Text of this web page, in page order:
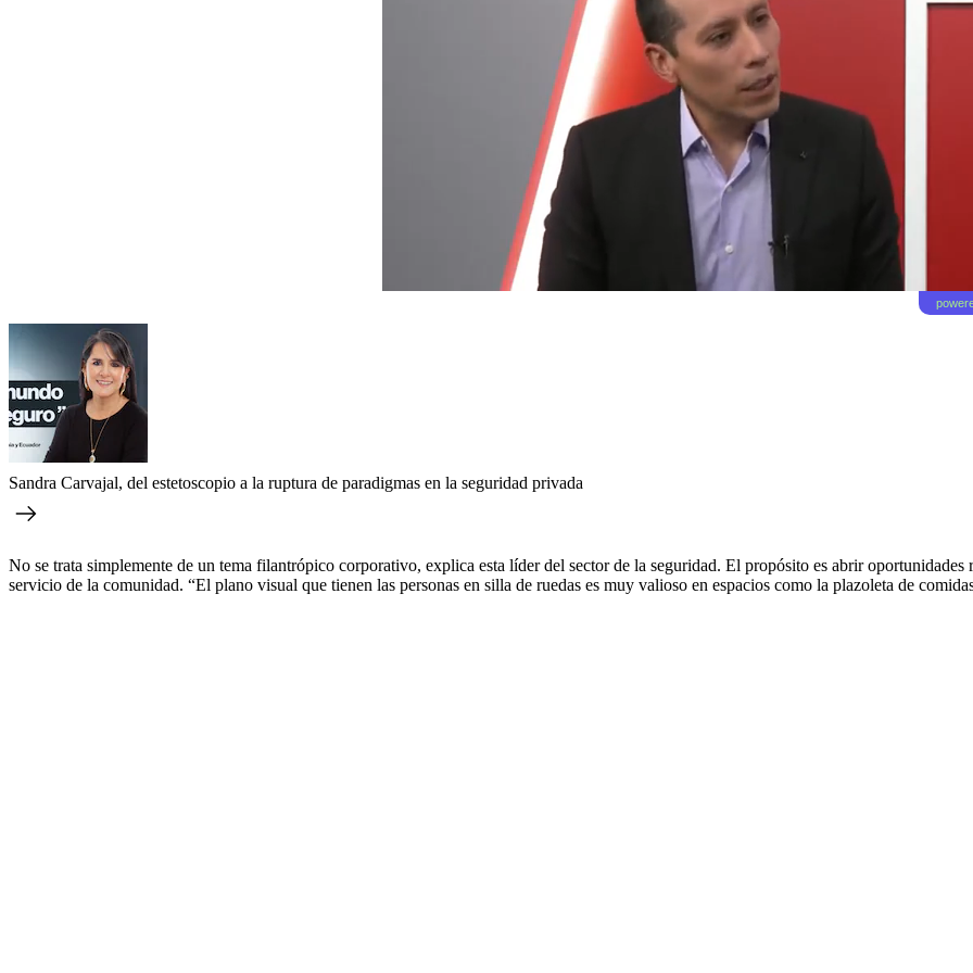
Sandra Carvajal, del estetoscopio a la ruptura de paradigmas en la seguridad privada
No se trata simplemente de un tema filantrópico corporativo, explica esta líder del sector de la seguridad. El propósito es abrir oportunidades
servicio de la comunidad. “El plano visual que tienen las personas en silla de ruedas es muy valioso en espacios como la plazoleta de